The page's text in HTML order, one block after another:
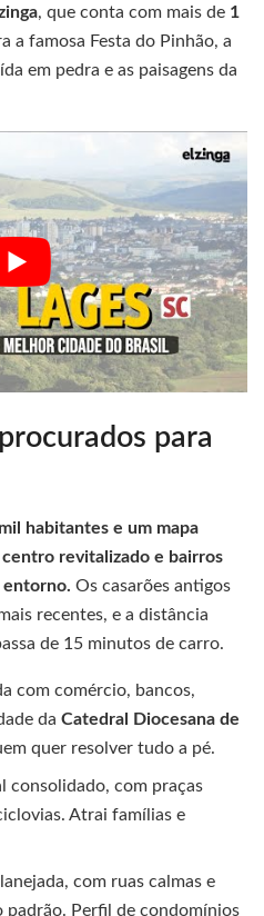
, que conta com mais de 1
a famosa Festa do Pinhão, a
em pedra e as paisagens da
para
habitantes e um mapa
revitalizado e bairros
entorno. Os casarões antigos
recentes, e a distância
de 15 minutos de carro.
com comércio, bancos,
daCatedral Diocesana de
quer resolver tudo a pé.
consolidado, com praças
Atrai famílias e
com ruas calmas e
padrão. Perfil de condomínios